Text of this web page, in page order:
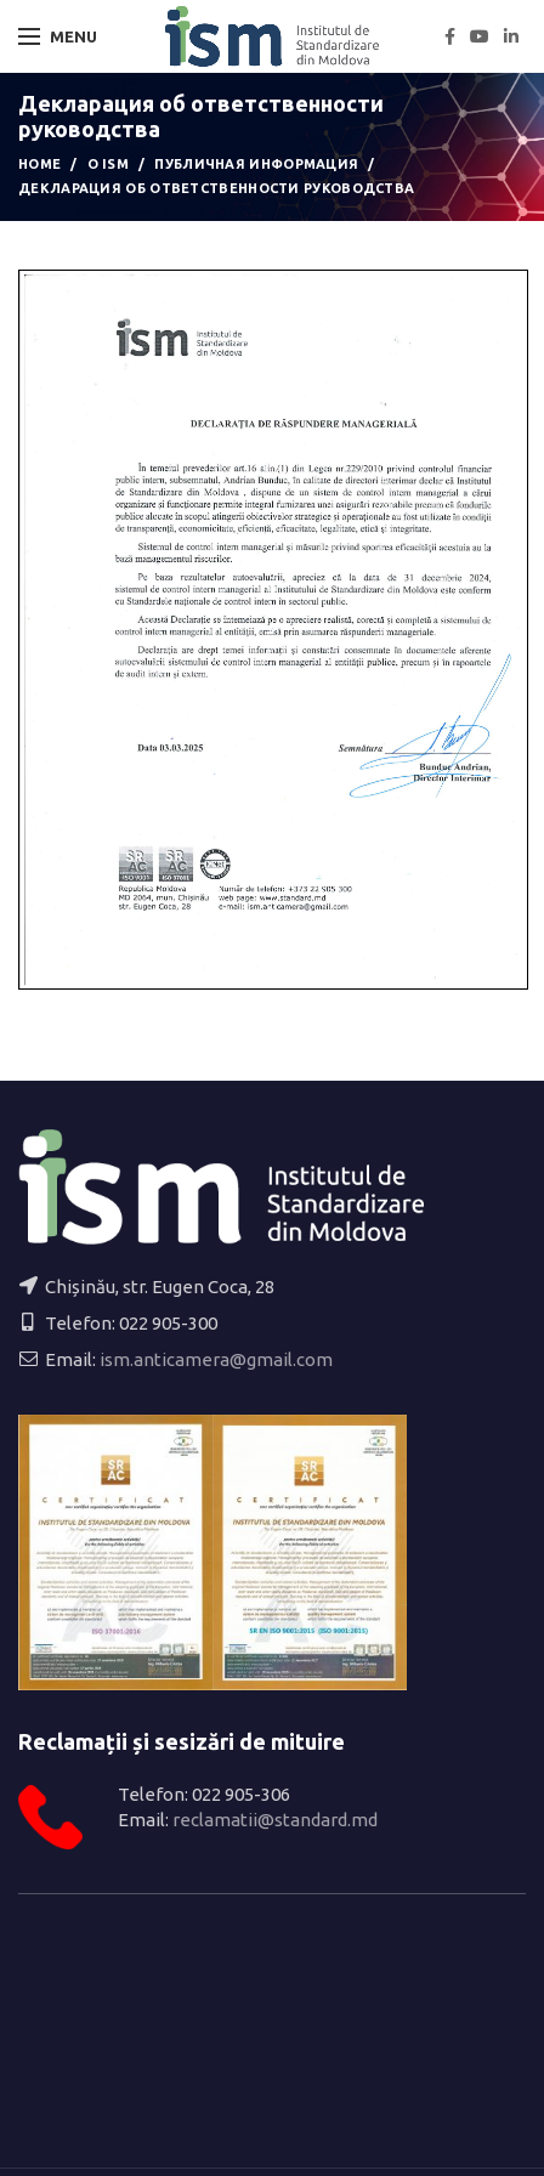
MENU
Декларация об ответственности
руководства
HOME О ISM
ПУБЛИЧНАЯ ИНФОРМАЦИЯ
ДЕКЛАРАЦИЯ ОБ ОТВЕТСТВЕННОСТИ РУКОВОДСТВА
Chișinău, str. Eugen Coca, 28
Telefon: 022 905-300
Email: ism.anticamera@gmail.com
Reclamații și sesizări de mituire
Telefon: 022 905-306
Email: reclamatii@standard.md